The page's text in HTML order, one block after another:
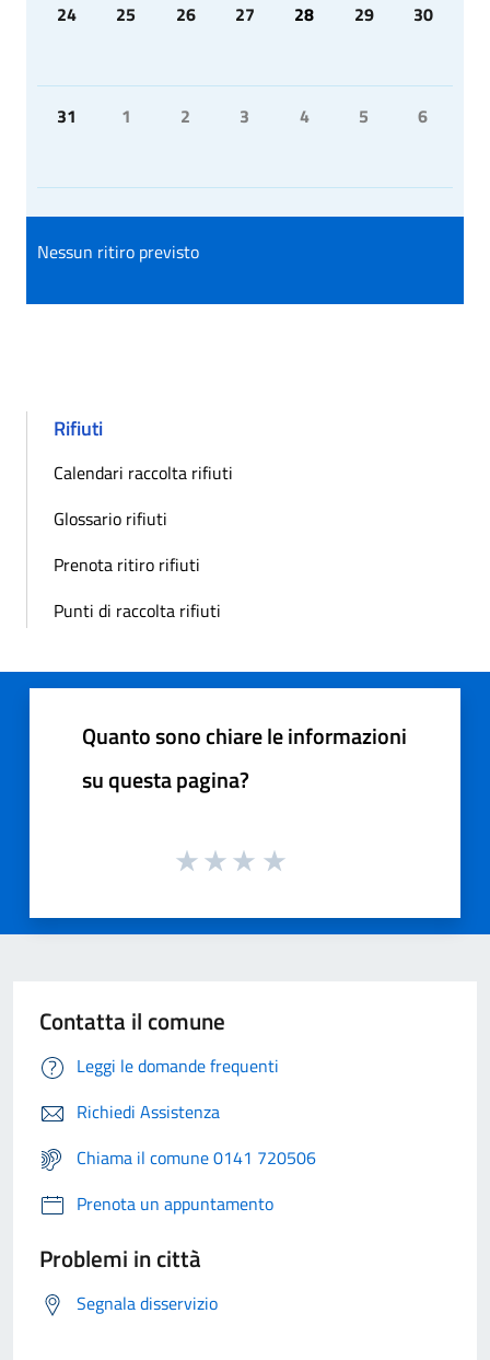
24 25 26 27 28 29 30
31 1 2 3 4 5 6
Nessun ritiro previsto
Rifiuti
Calendari raccolta rifiuti
Glossario rifiuti
Prenota ritiro rifiuti
Punti di raccolta rifiuti
Quanto sono chiare le informazioni
su questa pagina?
Contatta il comune
Leggi le domande frequenti
Richiedi Assistenza
Chiama il comune 0141 720506
Prenota un appuntamento
Problemi in città
Segnala disservizio